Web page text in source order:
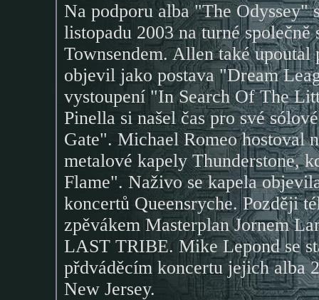
Na podporu alba "The Odyssey"
listopadu 2003 na turné
Townsendem. Allen také
objevil jako postava "Dream
vystoupení "In Search Of The
Pinella si našel čas pro své
Gate". Michael Romeo hostoval
metalové kapely Thunderstone,
Flame". Naživo se kapela
koncertů Queensryche. Později
zpěvákem Masterplan Jornem
LAST TRIBE. Mike Lepond se
přdváděcím koncertu jejich alba
New Jersey.